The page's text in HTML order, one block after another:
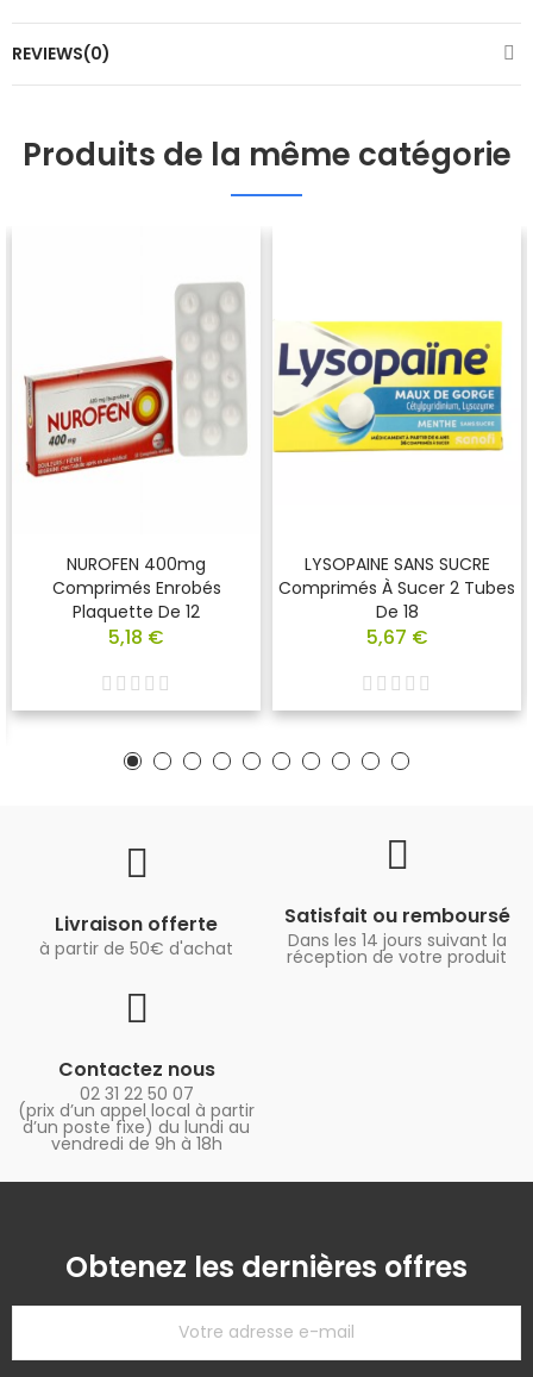
REVIEWS(0)
Produits de la même catégorie
NUROFEN 400mg
Comprimés Enrobés
Plaquette De 12
5,18 €
LYSOPAINE SANS SUCRE
Comprimés À Sucer 2 Tubes
De 18
5,67 €
Livraison offerte
à partir de 50€ d'achat
Satisfait ou remboursé
Dans les 14 jours suivant la
réception de votre produit
Contactez nous
02 31 22 50 07
(prix d’un appel local à partir
d’un poste fixe) du lundi au
vendredi de 9h à 18h
Obtenez les dernières offres